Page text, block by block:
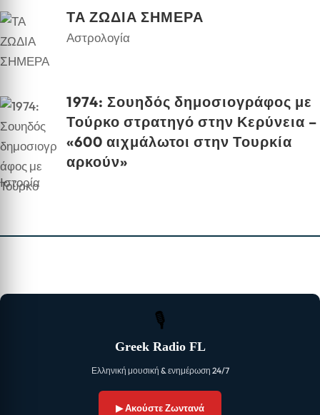
ΤΑ ΖΩΔΙΑ ΣΗΜΕΡΑ
Αστρολογία
1974: Σουηδός δημοσιογράφος με
Τούρκο στρατηγό στην Κερύνεια –
«600 αιχμάλωτοι στην Τουρκία
αρκούν»
Ιστορία
🎙
Greek Radio FL
Ελληνική μουσική & ενημέρωση 24/7
▶ Ακούστε Ζωντανά